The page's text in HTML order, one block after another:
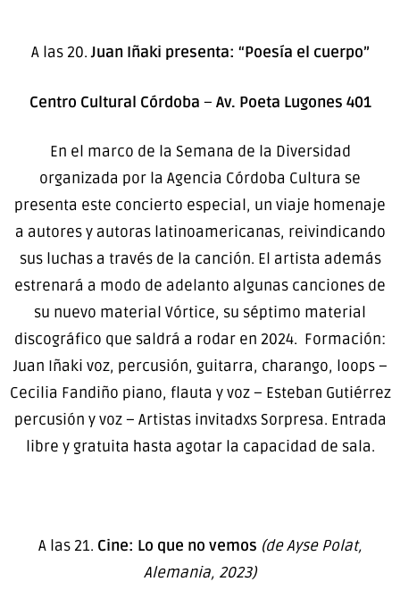
A las 20.Juan Iñaki presenta: “Poesía el cuerpo”
Centro Cultural Córdoba – Av. Poeta Lugones 401
En el marco de la Semana de la Diversidad
organizada por la Agencia Córdoba Cultura se
presenta este concierto especial, un viaje homenaje
a autores y autoras latinoamericanas, reivindicando
sus luchas a través de la canción. El artista además
estrenará a modo de adelanto algunas canciones de
su nuevo material Vórtice, su séptimo material
discográfico que saldrá a rodar en 2024. Formación:
Juan Iñaki voz, percusión, guitarra, charango, loops –
Cecilia Fandiño piano, flauta y voz – Esteban Gutiérrez
percusión y voz – Artistas invitadxs Sorpresa. Entrada
libre y gratuita hasta agotar la capacidad de sala.
A las 21. Cine: Lo que no vemos (de Ayse Polat,
Alemania, 2023)